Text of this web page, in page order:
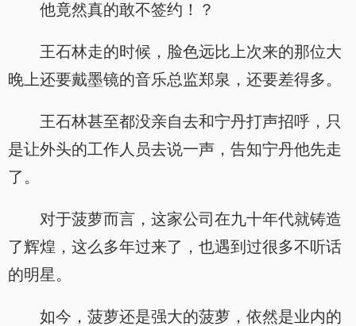
他竟然真的敢不签约！？
王石林走的时候，脸色远比上次来的那位大
晚上还要戴墨镜的音乐总监郑泉，还要差得多。
王石林甚至都没亲自去和宁丹打声招呼，只
是让外头的工作人员去说一声，告知宁丹他先走
了。
对于菠萝而言，这家公司在九十年代就铸造
了辉煌，这么多年过来了，也遇到过很多不听话
的明星。
如今，菠萝还是强大的菠萝，依然是业内的